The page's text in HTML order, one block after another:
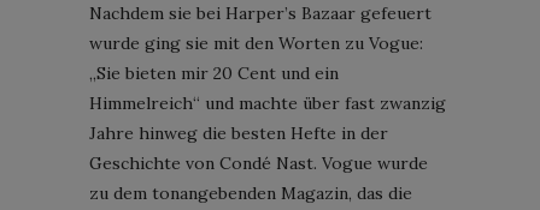
Nachdem sie bei Harper’s Bazaar gefeuert
wurde ging sie mit den Worten zu Vogue:
„Sie bieten mir 20 Cent und ein
Himmelreich“ und machte über fast zwanzig
Jahre hinweg die besten Hefte in der
Geschichte von Condé Nast. Vogue wurde
zu dem tonangebenden Magazin, das die